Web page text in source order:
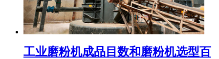
工业磨粉机成品目数和磨粉机选型百